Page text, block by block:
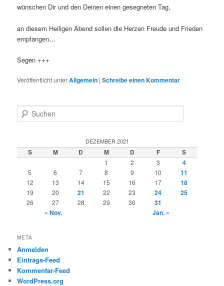
wünschen Dir und den Deinen einen gesegneten Tag,
an diesem Heiligen Abend sollen die Herzen Freude und Frieden
empfangen…
Segen +++
Veröffentlicht unterAllgemein |Schreibe einen Kommentar
u
e
n
DEZEMBER 2021
S M D M D F S
1 2 3 4
5 6 7 8 9 10 11
12 13 14 15 16 17 18
19 20 21 22 23 24 25
26 27 28 29 30
31
« Nov.
Jan. »
META
Anmelden
Eintrags-Feed
Kommentar-Feed
WordPress.org